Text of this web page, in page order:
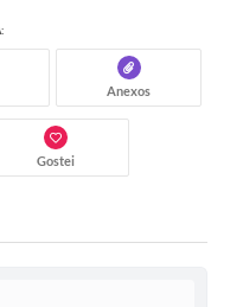
Anexos
Gostei